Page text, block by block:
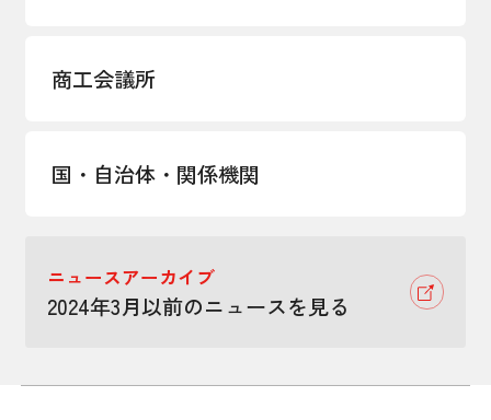
商工会議所
国・自治体・関係機関
ニュースアーカイブ
2024年3月以前のニュースを見る